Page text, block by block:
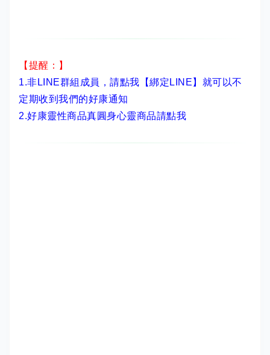
【提醒：】
1.非LINE群組成員， 請點我【綁定LINE】 就可以不
定期收到我們的好康通知
2.好康靈性商品真圓身心靈商品請點我